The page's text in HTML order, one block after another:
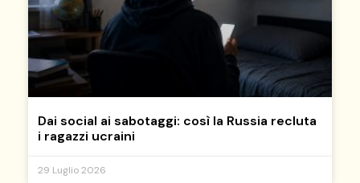
Dai social ai sabotaggi: così la Russia recluta
i ragazzi ucraini
29 Luglio 2026